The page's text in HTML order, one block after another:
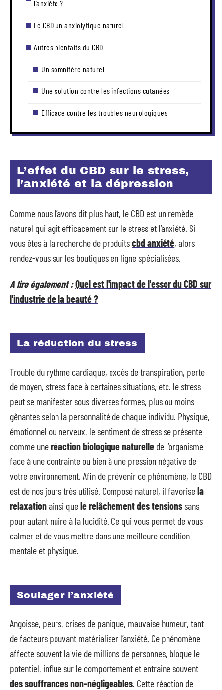
l’anxiété ?
Le CBD un anxiolytique naturel
Autres bienfaits du CBD
Un somnifère naturel
Une solution contre les infections cutanées
Efficace contre les troubles neurologiques
L’effet du CBD sur le stress,
l’anxiété et la dépression
Comme nous l’avons dit plus haut, le CBD est un remède
naturel qui agit efficacement sur le stress et l’anxiété. Si
vous êtes à la recherche de produitscbd anxiété, alors
rendez-vous sur les boutiques en ligne spécialisées.
A lire également :Quel est l'impact de l'essor du CBD sur
l'industrie de la beauté ?
La réduction du stress
Trouble du rythme cardiaque, excès de transpiration, perte
de moyen, stress face à certaines situations, etc. le stress
peut se manifester sous diverses formes, plus ou moins
gênantes selon la personnalité de chaque individu. Physique,
émotionnel ou nerveux, le sentiment de stress se présente
comme uneréaction biologique naturelle de l’organisme
face à une contrainte ou bien à une pression négative de
votre environnement. Afin de prévenir ce phénomène, le CBD
est de nos jours très utilisé. Composé naturel, il favorisela
relaxationainsi quele relâchement des tensionssans
pour autant nuire à la lucidité. Ce qui vous permet de vous
calmer et de vous mettre dans une meilleure condition
mentale et physique.
Soulager l’anxiété
Angoisse, peurs, crises de panique, mauvaise humeur, tant
de facteurs pouvant matérialiser l’anxiété. Ce phénomène
affecte souvent la vie de millions de personnes, bloque le
potentiel, influe sur le comportement et entraine souvent
des souffrances non-négligeables. Cette réaction de